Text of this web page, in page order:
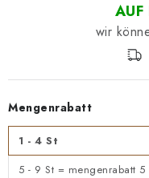
AUF
Mengenrabatt
1 - 4 St
5 - 9 St = mengenrabatt 5